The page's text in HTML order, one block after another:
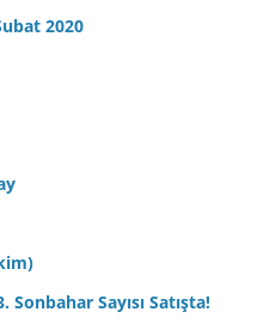
2020
Sayısı Satışta!